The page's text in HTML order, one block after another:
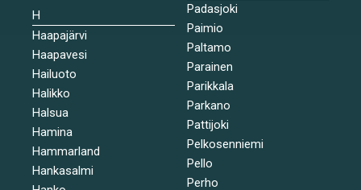
H
Haapajärvi
Haapavesi
Hailuoto
Halikko
Halsua
Hamina
Hammarland
Hankasalmi
Padasjoki
Paimio
Paltamo
Parainen
Parikkala
Parkano
Pattijoki
Pelkosenniemi
Pello
Perho